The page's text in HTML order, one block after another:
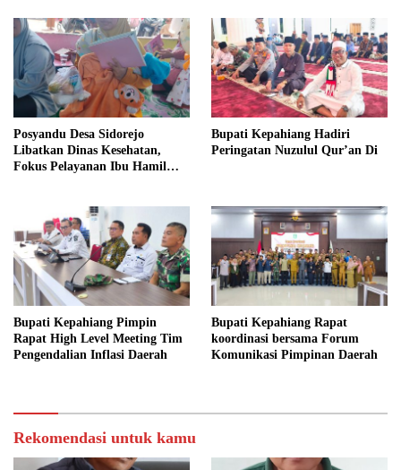
Posyandu Desa Sidorejo
Libatkan Dinas Kesehatan,
Fokus Pelayanan Ibu Hamil
Bupati Kepahiang Hadiri
Peringatan Nuzulul Qur’an Di
Bupati Kepahiang Pimpin
Rapat High Level Meeting Tim
Pengendalian Inflasi Daerah
Bupati Kepahiang Rapat
koordinasi bersama Forum
Komunikasi Pimpinan Daerah
Rekomendasi untuk kamu